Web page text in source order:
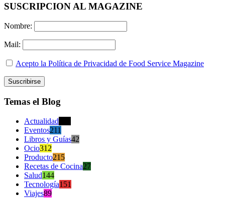
SUSCRIPCION AL MAGAZINE
Nombre:
Mail:
Acepto la Política de Privacidad de Food Service Magazine
Temas el Blog
Actualidad
Eventos211
Libros y Guías42
Ocio312
Producto215
Recetas de Cocina27
Salud144
Tecnología151
Viajes89